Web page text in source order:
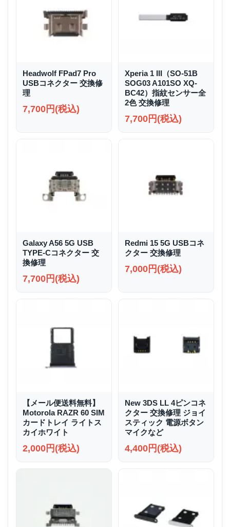
Headwolf FPad7 Pro
USBコネクター 交換修
理
7,700円(税込)
Xperia 1 III（SO-51B
SOG03 A101SO XQ-
BC42）指紋センサー全
2色 交換修理
7,700円(税込)
Galaxy A56 5G USB
TYPE-Cコネクター 交
換修理
7,700円(税込)
Redmi 15 5G USBコネ
クター 交換修理
7,000円(税込)
【メール便送料無料】
Motorola RAZR 60 SIM
カードトレイ ライトス
カイホワイト
2,000円(税込)
New 3DS LL 4ピンコネ
クター 交換修理 ジョイ
スティック 電源ボタン
マイクなど
4,400円(税込)